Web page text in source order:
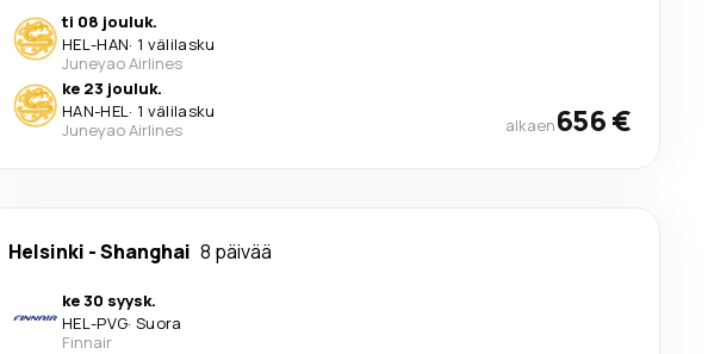
ti 08 jouluk.
HEL-HAN· 1 välilasku
Juneyao Airlines
ke 23 jouluk.
HAN-HEL· 1 välilasku
Juneyao Airlines
alkaen656 €
Helsinki -Shanghai 8 päivää
ke 30 syysk.
HEL-PVG· Suora
Finnair